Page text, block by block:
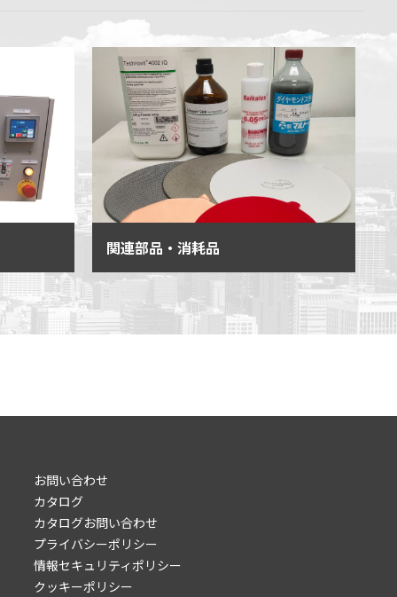
関連部品・消耗品
お問い合わせ
カタログ
カタログお問い合わせ
プライバシーポリシー
情報セキュリティポリシー
クッキーポリシー